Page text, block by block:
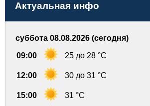
Актуальная инфо
суббота 08.08.2026 (сегодня)
09:00 25 до 28 °C
12:00 30 до 31 °C
15:00 31 °C